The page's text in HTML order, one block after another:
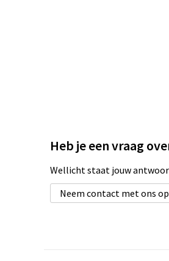
Heb je een vraag
Wellicht staat jouw
Neem contact met ons op